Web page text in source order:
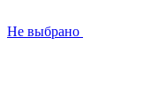
Не выбрано